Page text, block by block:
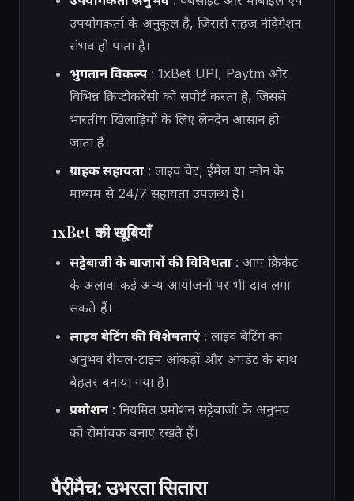
उपयोगकर्ता के अनुकूल हैं, जिससे सहज नेविगेशन
संभव हो पाता है।
भुगतान विकल्प: 1xBet UPI, Paytm और
विभिन्न क्रिप्टोकरेंसी को सपोर्ट करता है, जिससे
भारतीय खिलाड़ियों के लिए लेनदेन आसान हो
जाता है।
ग्राहक सहायता: लाइव चैट, ईमेल या फोन के
माध्यम से 24/7 सहायता उपलब्ध है।
1xBet की खूबियाँ
सट्टेबाजी के बाजारों की विविधता: आप क्रिकेट
के अलावा कई अन्य आयोजनों पर भी दांव लगा
सकते हैं।
लाइव बेटिंग की विशेषताएं: लाइव बेटिंग का
अनुभव रीयल-टाइम आंकड़ों और अपडेट के साथ
बेहतर बनाया गया है।
प्रमोशन: नियमित प्रमोशन सट्टेबाजी के अनुभव
को रोमांचक बनाए रखते हैं।
पैरीमैच: उभरता सितारा